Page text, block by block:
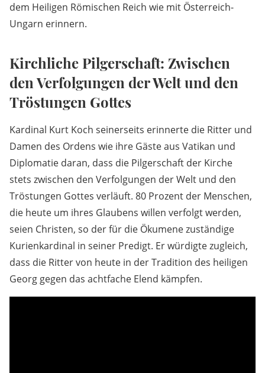
dem Heiligen Römischen Reich wie mit Österreich-
Ungarn erinnern.
Kirchliche Pilgerschaft: Zwischen
den Verfolgungen der Welt und den
Tröstungen Gottes
Kardinal Kurt Koch seinerseits erinnerte die Ritter und
Damen des Ordens wie ihre Gäste aus Vatikan und
Diplomatie daran, dass die Pilgerschaft der Kirche
stets zwischen den Verfolgungen der Welt und den
Tröstungen Gottes verläuft. 80 Prozent der Menschen,
die heute um ihres Glaubens willen verfolgt werden,
seien Christen, so der für die Ökumene zuständige
Kurienkardinal in seiner Predigt. Er würdigte zugleich,
dass die Ritter von heute in der Tradition des heiligen
Georg gegen das achtfache Elend kämpfen.